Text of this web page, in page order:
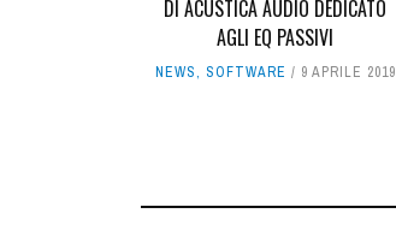
DI ACUSTICA AUDIO DEDICATO
AGLI EQ PASSIVI
NEWS, SOFTWARE 9 APRILE 2019